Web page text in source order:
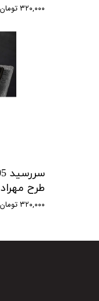
۳۲۰,۰۰۰ تومان
طرح مهراد fd-1037-1038-1039
۳۲۰,۰۰۰ تومان